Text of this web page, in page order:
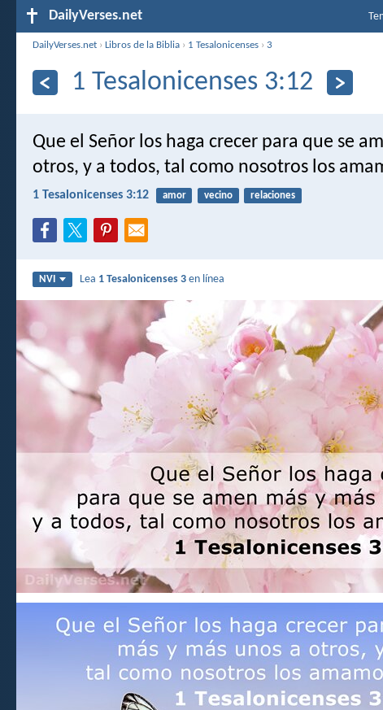
DailyVerses.net
DailyVerses.net ›Libros de la Biblia › 1 Tesalonicenses ›3
1 Tesalonicenses 3:12
Que el Señor los haga crecer para que se
otros, y a todos, tal como nosotros los
1 Tesalonicenses 3:12 amor vecino relaciones
NVI Lea 1 Tesalonicenses 3 en línea